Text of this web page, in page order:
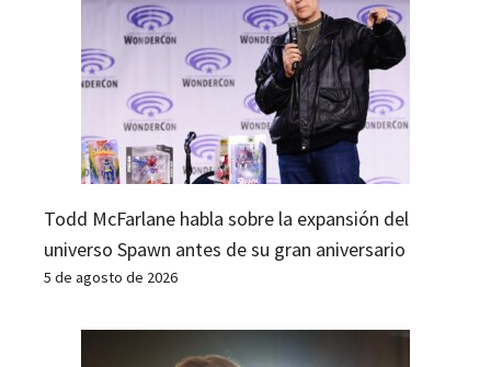
Todd McFarlane habla sobre la expansión del
universo Spawn antes de su gran aniversario
5 de agosto de 2026